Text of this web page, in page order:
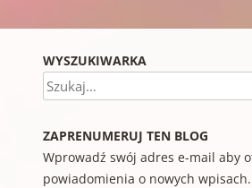
WYSZUKIWARKA
Szukaj
ZAPRENUMERUJ TEN BLOG
Wprowadź swój adres e-mail aby
powiadomienia o nowych wpisach.